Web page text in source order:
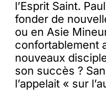
l’Esprit Saint.
fonder de
ou en Asie
confortablement
nouveaux
son succès ?
l’appelait « sur